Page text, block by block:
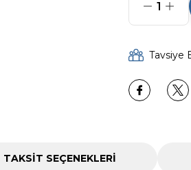
Tavsiye
TAKSIT SEÇENEKLERI